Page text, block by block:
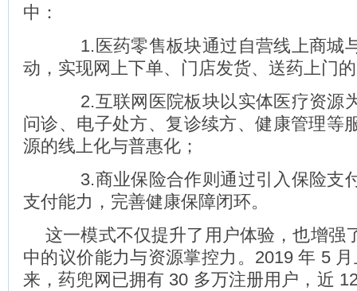
中：
1.医药零售板块通过自营线上商城
动，实现网上下单、门店发货、送药上门
2.互联网医院板块以实体医疗资源
问诊、电子处方、复诊续方、健康管理等
源的线上化与普惠化；
3.商业保险合作则通过引入保险支
支付能力，完善健康保障闭环。
这一模式不仅提升了用户体验，也增强
中的议价能力与资源掌控力。2019 年 5
来，药兜网已拥有 30 多万注册用户，近